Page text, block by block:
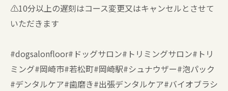
⚠️10分以上の遅刻はコース変更又はキャンセルとさせて
いただきます
#dogsalonfloor#ドッグサロン#トリミングサロン#トリ
ミング#岡崎市#若松町#岡崎駅#シュナウザー#泡パック
#デンタルケア#歯磨き#出張デンタルケア#バイオブラシ